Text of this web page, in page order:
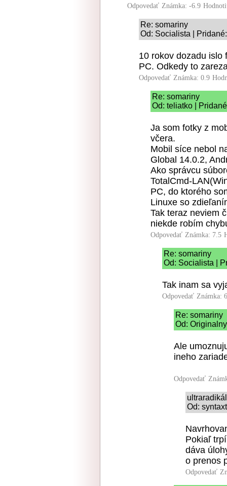
Odpovedať Známka: -6.9
Re: somariny
Od: Socialista |
10 rokov dozadu islo
PC. Odkedy to
Odpovedať Známka: 0.9
Re: somariny
Od: teliatko |
Ja som fotky z
včera.
Mobil síce nebol
Global 14.0.2,
Ako správcu
TotalCmd-
PC, do ktorého
Linuxe so
Tak teraz neviem
niekde robím
Odpovedať Známka: 7.5
Re: somariny
Od: Socialista |
Tak inam sa
Odpovedať Známka:
Re: somariny
Od:
Ale
ineho
Odpovedať
Od:
Pokiaľ
dáva
o prenos
Odpovedať